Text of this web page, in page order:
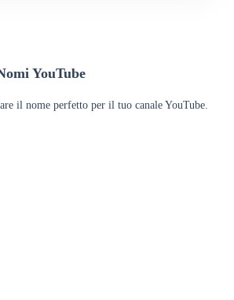
YouTube
il nome perfetto per il tuo canale YouTube.